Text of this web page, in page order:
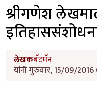
श्रीगणेश
लेखकबॅटमॅन
यांनी गुरुवार, 15/09/